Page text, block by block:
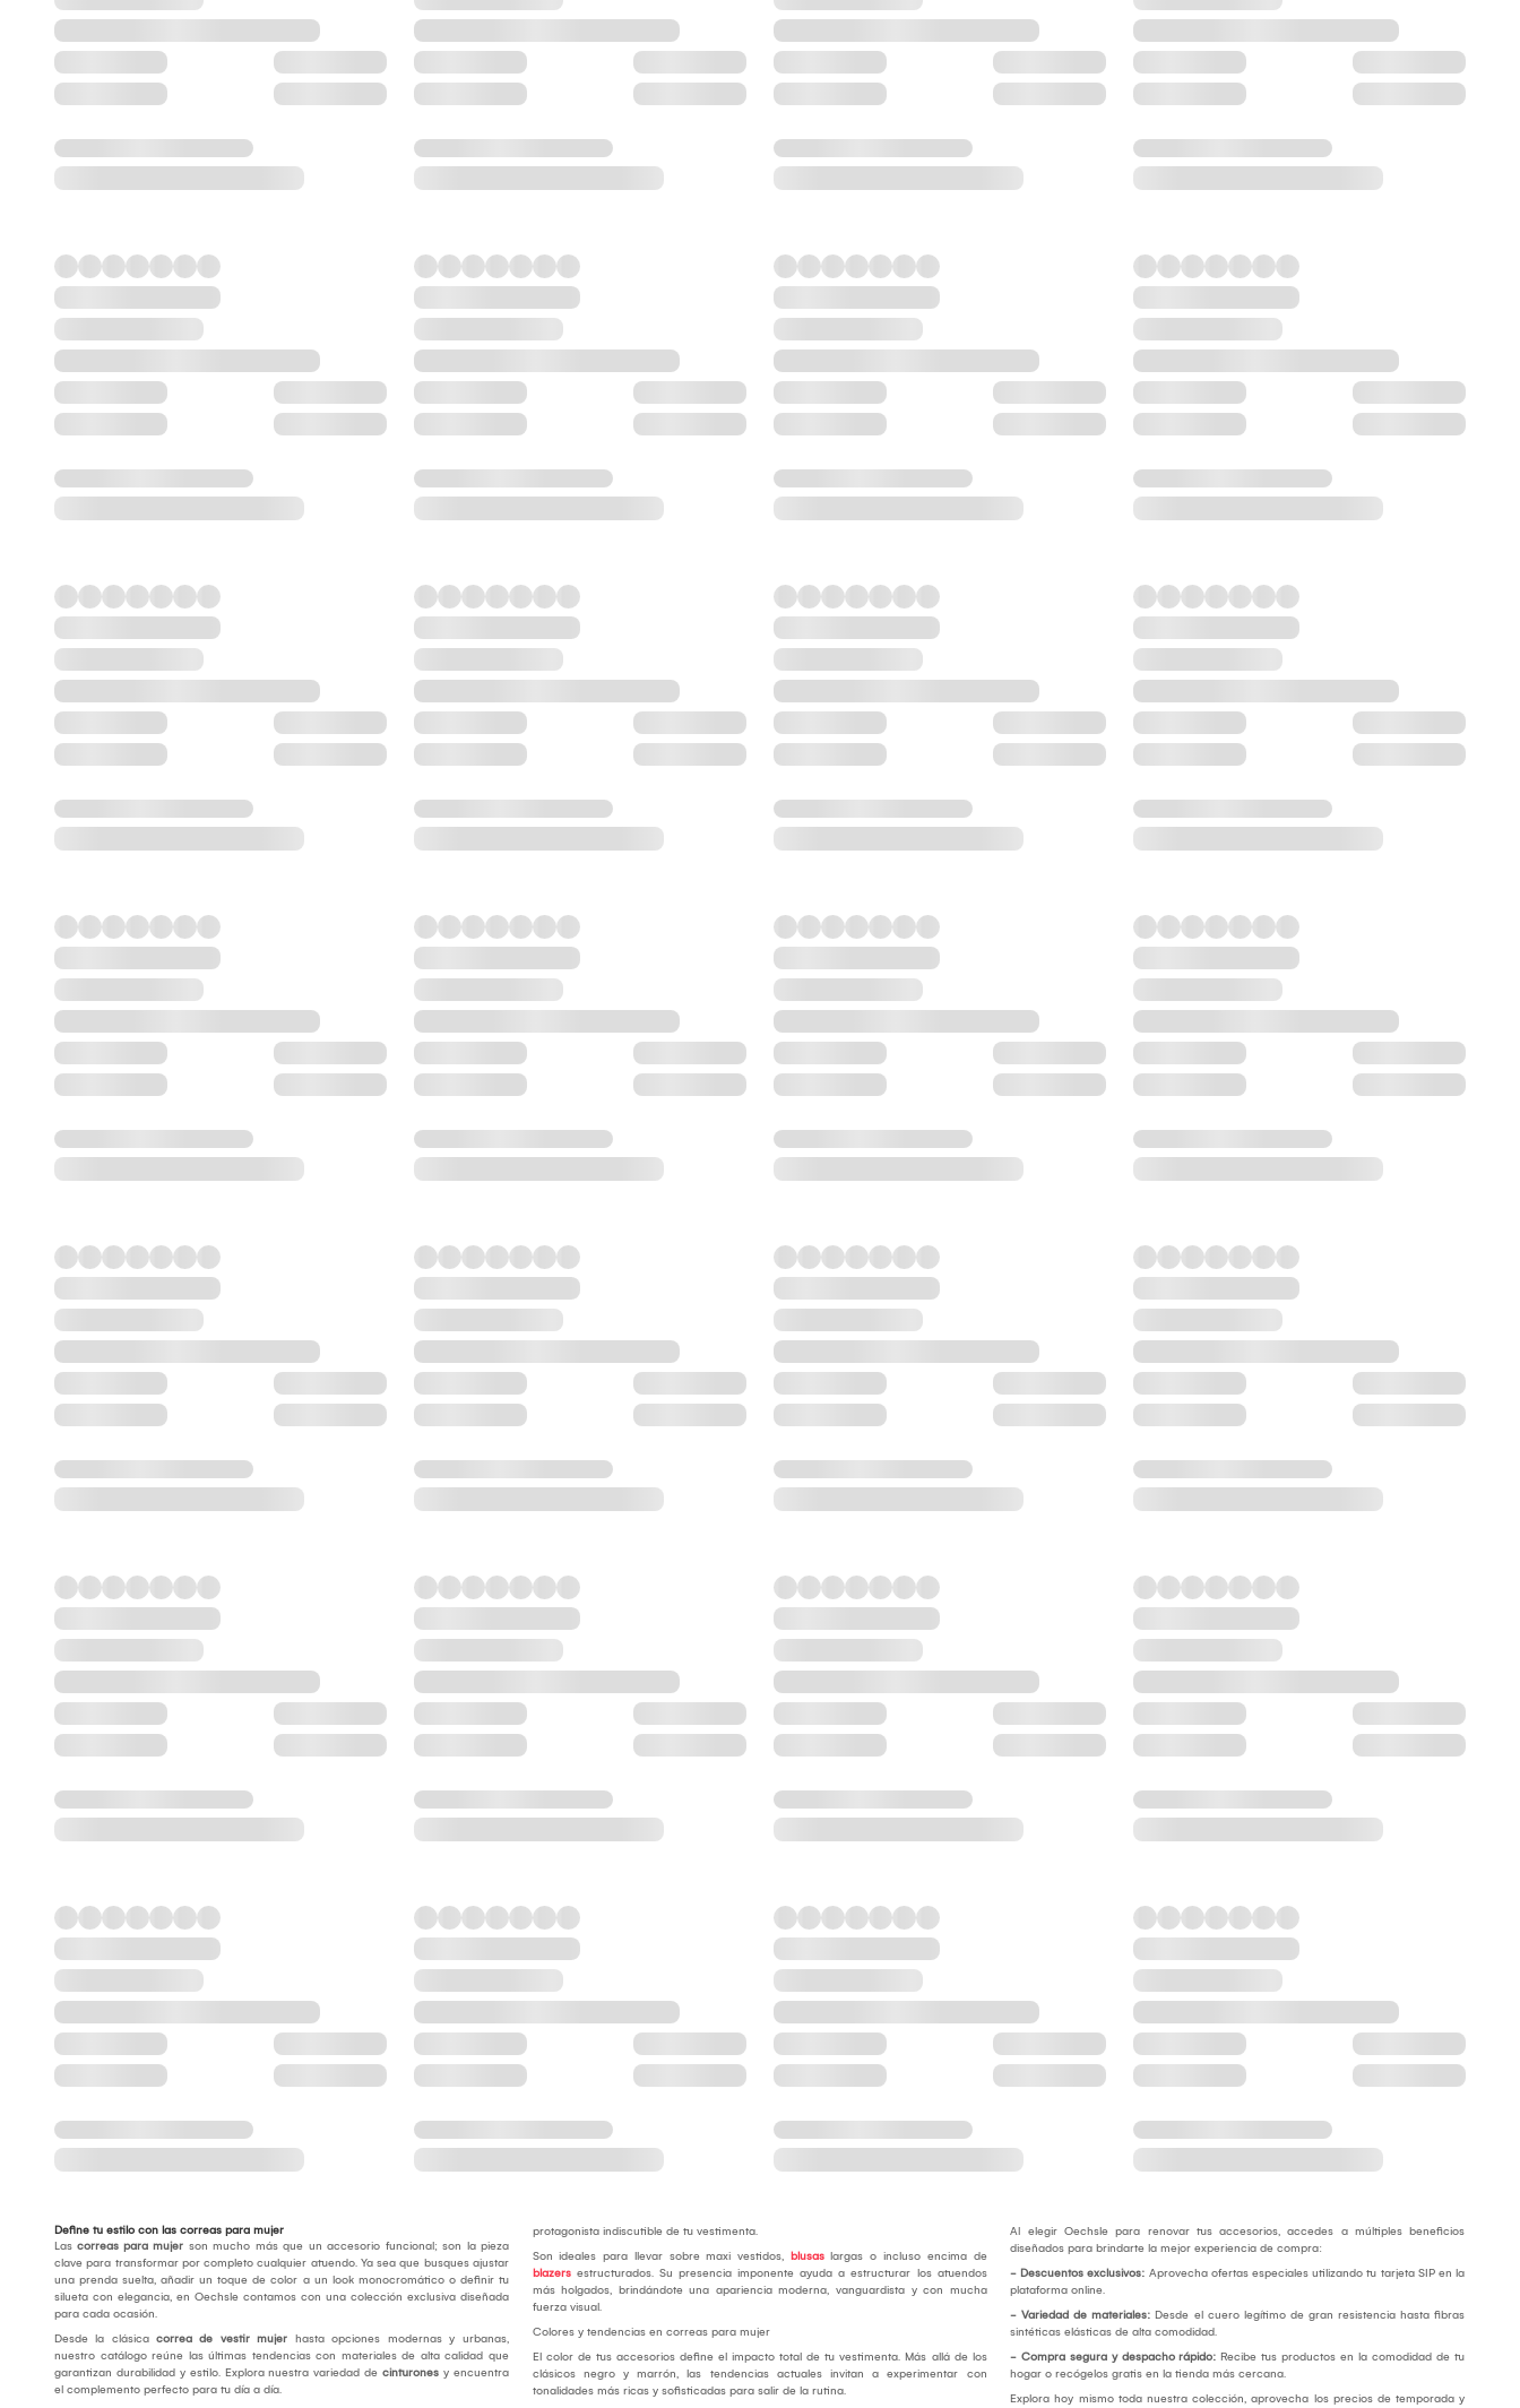
Define tu estilo con las correas para mujer
Las correas para mujer son mucho más que un accesorio funcional; son la pieza
clave para transformar por completo cualquier atuendo. Ya sea que busques ajustar
una prenda suelta, añadir un toque de color a un look monocromático o definir tu
silueta con elegancia, en Oechsle contamos con una colección exclusiva diseñada
para cada ocasión.
Desde la clásica correa de vestir mujer hasta opciones modernas y urbanas,
nuestro catálogo reúne las últimas tendencias con materiales de alta calidad que
garantizan durabilidad y estilo. Explora nuestra variedad de cinturones y encuentra
el complemento perfecto para tu día a día.
protagonista indiscutible de tu vestimenta.
Son ideales para llevar sobre maxi vestidos,
blusaslargas o incluso encima de
blazersestructurados. Su presencia imponente ayuda a estructurar los atuendos
más holgados, brindándote una apariencia moderna, vanguardista y con mucha
fuerza visual.
Colores y tendencias en correas para mujer
El color de tus accesorios define el impacto total de tu vestimenta. Más allá de los
clásicos negro y marrón, las tendencias actuales invitan a experimentar con
tonalidades más ricas y sofisticadas para salir de la rutina.
Al elegir Oechsle para renovar tus accesorios, accedes a múltiples beneficios
diseñados para brindarte la mejor experiencia de compra:
- Descuentos exclusivos: Aprovecha ofertas especiales utilizando tu tarjeta SIP en la
plataforma online.
- Variedad de materiales: Desde el cuero legítimo de gran resistencia hasta fibras
sintéticas elásticas de alta comodidad.
- Compra segura y despacho rápido: Recibe tus productos en la comodidad de tu
hogar o recógelos gratis en la tienda más cercana.
Explora hoy mismo toda nuestra colección, aprovecha los precios de temporada y